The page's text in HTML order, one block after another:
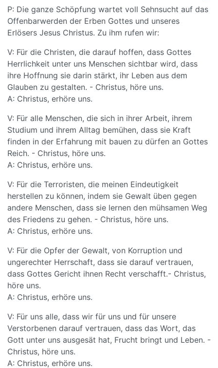
P: Die ganze Schöpfung wartet voll Sehnsucht auf das
Offenbarwerden der Erben Gottes und unseres
Erlösers Jesus Christus. Zu ihm rufen wir:
V: Für die Christen, die darauf hoffen, dass Gottes
Herrlichkeit unter uns Menschen sichtbar wird, dass
ihre Hoffnung sie darin stärkt, ihr Leben aus dem
Glauben zu gestalten. - Christus, höre uns.
A: Christus, erhöre uns.
V: Für alle Menschen, die sich in ihrer Arbeit, ihrem
Studium und ihrem Alltag bemühen, dass sie Kraft
finden in der Erfahrung mit bauen zu dürfen an Gottes
Reich. - Christus, höre uns.
A: Christus, erhöre uns.
V: Für die Terroristen, die meinen Eindeutigkeit
herstellen zu können, indem sie Gewalt üben gegen
andere Menschen, dass sie lernen den mühsamen Weg
des Friedens zu gehen. - Christus, höre uns.
A: Christus, erhöre uns.
V: Für die Opfer der Gewalt, von Korruption und
ungerechter Herrschaft, dass sie darauf vertrauen,
dass Gottes Gericht ihnen Recht verschafft.- Christus,
höre uns.
A: Christus, erhöre uns.
V: Für uns alle, dass wir für uns und für unsere
Verstorbenen darauf vertrauen, dass das Wort, das
Gott unter uns ausgesät hat, Frucht bringt und Leben. -
Christus, höre uns.
A: Christus, erhöre uns.